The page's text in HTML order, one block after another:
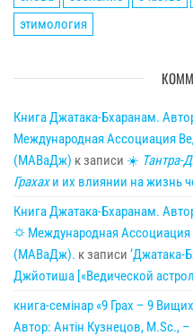
этимология
Книга Джатака-Бхаранам.
Международная Ассоциация
(МАВаДж) к записи ☀
Грахахи их влиянии на жизнь
Книга Джатака-Бхаранам.
🌣 Международная
(МАВаДж). к записи ‘Джатака-
Джйотиша [«Ведической
книга-семінар «9 Грах – 9
Автор: Антін Кузнецов, M.Sc., –